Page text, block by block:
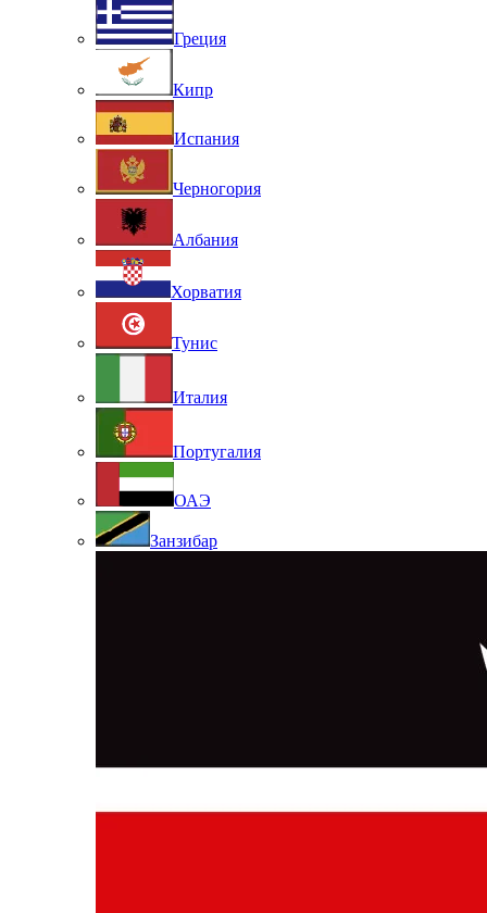
Греция
Кипр
Испания
Черногория
Албания
Хорватия
Тунис
Италия
Португалия
ОАЭ
Занзибар